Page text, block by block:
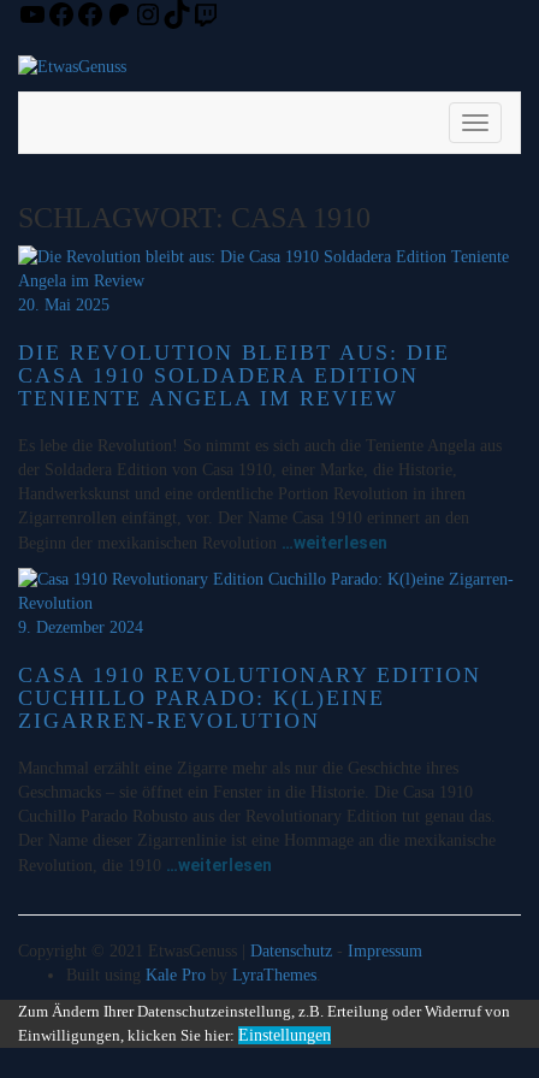
Skip
content
YouTube
Facebook
Facebook
Patreon
Instagram
TikTok
Twitch
Toggle
SCHLAGWORT: CASA 1910
20. Mai 2025
DIE REVOLUTION BLEIBT AUS: DIE
CASA 1910 SOLDADERA EDITION
TENIENTE ANGELA IM REVIEW
Es lebe die Revolution! So nimmt es sich auch die Teniente Angela aus
der Soldadera Edition von Casa 1910, einer Marke, die Historie,
Handwerkskunst und eine ordentliche Portion Revolution in ihren
Zigarrenrollen einfängt, vor. Der Name Casa 1910 erinnert an den
Beginn der mexikanischen Revolution …weiterlesen
9. Dezember 2024
CASA 1910 REVOLUTIONARY EDITION
CUCHILLO PARADO: K(L)EINE
ZIGARREN-REVOLUTION
Manchmal erzählt eine Zigarre mehr als nur die Geschichte ihres
Geschmacks – sie öffnet ein Fenster in die Historie. Die Casa 1910
Cuchillo Parado Robusto aus der Revolutionary Edition tut genau das.
Der Name dieser Zigarrenlinie ist eine Hommage an die mexikanische
Revolution, die 1910 …weiterlesen
Copyright © 2021 EtwasGenuss | Datenschutz - Impressum
Built using Kale Pro by LyraThemes
Zum Ändern Ihrer Datenschutzeinstellung, z.B. Erteilung oder Widerruf von
Einwilligungen, klicken Sie hier: Einstellungen